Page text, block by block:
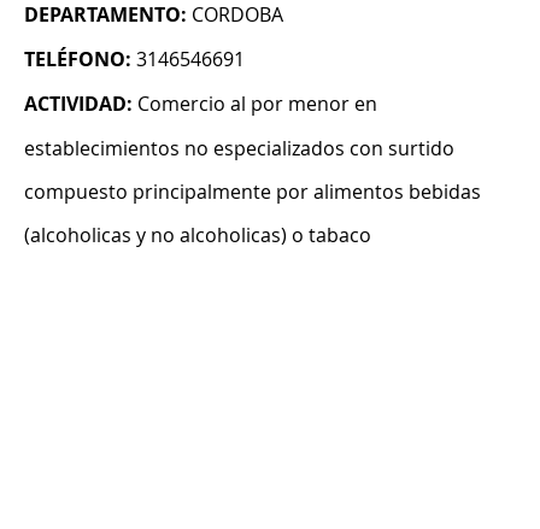
DEPARTAMENTO: CORDOBA
TELÉFONO: 3146546691
ACTIVIDAD: Comercio al por menor en
establecimientos no especializados con surtido
compuesto principalmente por alimentos bebidas
(alcoholicas y no alcoholicas) o tabaco